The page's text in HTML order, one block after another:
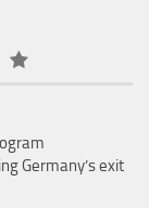
Germany’s exit